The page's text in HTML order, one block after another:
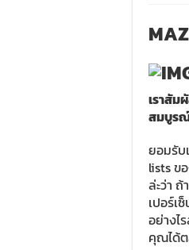
เราสัม
สมบูร
ยอมรับ
lists ข
ล่ะว่า
เปอร์เ
อย่างไ
คุณได้ต